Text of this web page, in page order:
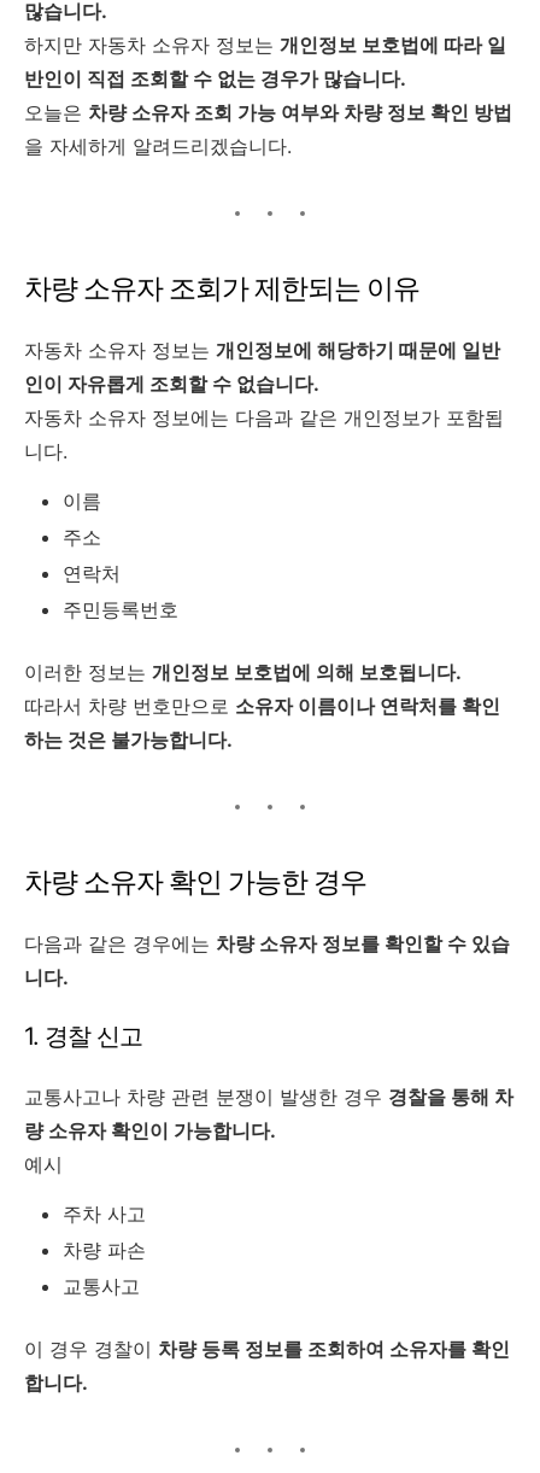
많습니다.
하지만 자동차 소유자 정보는 개인정보 보호법에 따라 일
반인이 직접 조회할 수 없는 경우가 많습니다.
오늘은 차량 소유자 조회 가능 여부와 차량 정보 확인 방법
을 자세하게 알려드리겠습니다.
차량 소유자 조회가 제한되는 이유
자동차 소유자 정보는 개인정보에 해당하기 때문에 일반
인이 자유롭게 조회할 수 없습니다.
자동차 소유자 정보에는 다음과 같은 개인정보가 포함됩
니다.
이름
주소
연락처
주민등록번호
이러한 정보는 개인정보 보호법에 의해 보호됩니다.
따라서 차량 번호만으로 소유자 이름이나 연락처를 확인
하는 것은 불가능합니다.
차량 소유자 확인 가능한 경우
다음과 같은 경우에는 차량 소유자 정보를 확인할 수 있습
니다.
1. 경찰 신고
교통사고나 차량 관련 분쟁이 발생한 경우 경찰을 통해 차
량 소유자 확인이 가능합니다.
예시
주차 사고
차량 파손
교통사고
이 경우 경찰이 차량 등록 정보를 조회하여 소유자를 확인
합니다.